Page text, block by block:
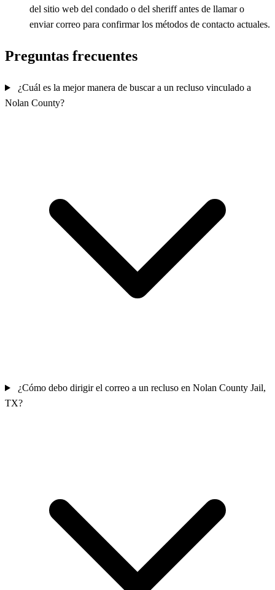
del sitio web del condado o del sheriff antes de llamar o
enviar correo para confirmar los métodos de contacto actuales.
Preguntas frecuentes
¿Cuál es la mejor manera de buscar a un recluso vinculado a
Nolan County?
¿Cómo debo dirigir el correo a un recluso en Nolan County Jail,
TX?